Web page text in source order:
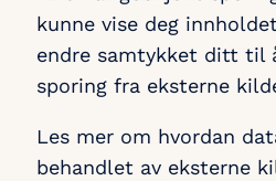
kunne vise deg
endre samtykket ditt til
sporing fra eksterne
Les mer om hvordan
behandlet av eksterne